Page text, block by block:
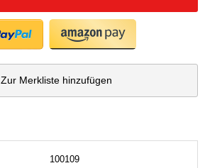
Zur Merkliste hinzufügen
100109